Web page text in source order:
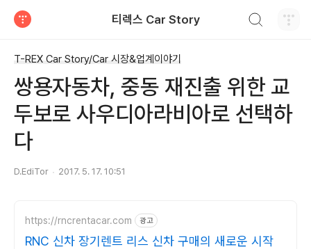
티렉스 Car Story
T-REX Car Story/Car 시장&업계이야기
쌍용자동차, 중동 재진출 위한 교
두보로 사우디아라비아로 선택하
다
D.EdiTor 2017. 5. 17. 10:51
https://rncrentacar.com 광고
RNC 신차 장기렌트 리스 신차 구매의 새로운 시작